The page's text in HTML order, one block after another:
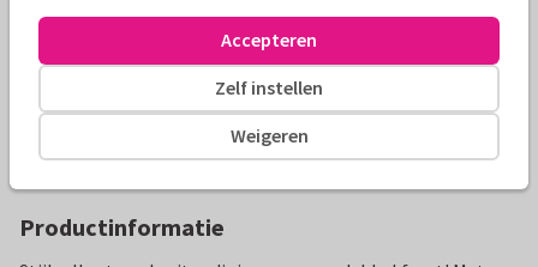
Productinformatie
Weigeren
Zelf instellen
Accepteren